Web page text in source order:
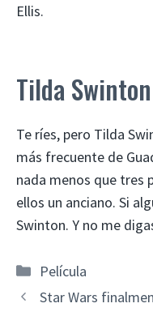
Ellis.
Tilda Swinton
Te ríes, pero Tilda
más frecuente de
nada menos que tres
ellos un anciano. Si
Swinton. Y no me
Categorías
Película
Star Wars